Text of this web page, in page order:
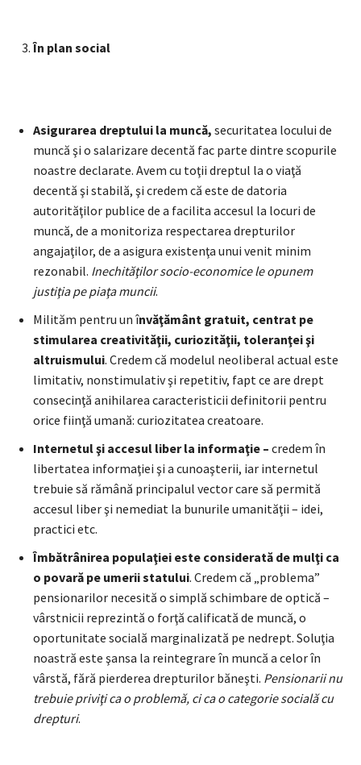
În plan social
Asigurarea dreptului la muncă, securitatea locului de
muncă şi o salarizare decentă fac parte dintre scopurile
noastre declarate. Avem cu toţii dreptul la o viaţă
decentă şi stabilă, şi credem că este de datoria
autorităţilor publice de a facilita accesul la locuri de
muncă, de a monitoriza respectarea drepturilor
angajaţilor, de a asigura existenţa unui venit minim
rezonabil. Inechităţilor socio-economice le opunem
justiţia pe piaţa muncii.
Milităm pentru un învăţământ gratuit, centrat pe
stimularea creativităţii, curiozităţii, toleranţei şi
altruismului. Credem că modelul neoliberal actual este
limitativ, nonstimulativ şi repetitiv, fapt ce are drept
consecinţă anihilarea caracteristicii definitorii pentru
orice fiinţă umană: curiozitatea creatoare.
Internetul şi accesul liber la informaţie – credem în
libertatea informaţiei şi a cunoaşterii, iar internetul
trebuie să rămână principalul vector care să permită
accesul liber şi nemediat la bunurile umanităţii – idei,
practici etc.
Îmbătrânirea populaţiei este considerată de mulţi ca
o povară pe umerii statului. Credem că „problema”
pensionarilor necesită o simplă schimbare de optică –
vârstnicii reprezintă o forţă calificată de muncă, o
oportunitate socială marginalizată pe nedrept. Soluţia
noastră este şansa la reintegrare în muncă a celor în
vârstă, fără pierderea drepturilor băneşti. Pensionarii nu
trebuie priviţi ca o problemă, ci ca o categorie socială cu
drepturi.